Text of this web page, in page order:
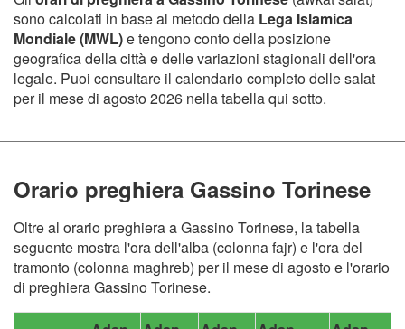
sono calcolati in base al metodo della Lega Islamica
Mondiale (MWL)e tengono conto della posizione
geografica della città e delle variazioni stagionali dell'ora
legale. Puoi consultare il calendario completo delle salat
per il mese di agosto 2026 nella tabella qui sotto.
Orario preghiera Gassino Torinese
Oltre al orario preghiera a Gassino Torinese, la tabella
seguente mostra l'ora dell'alba (colonna fajr) e l'ora del
tramonto (colonna maghreb) per il mese di agosto e l'orario
di preghiera Gassino Torinese.